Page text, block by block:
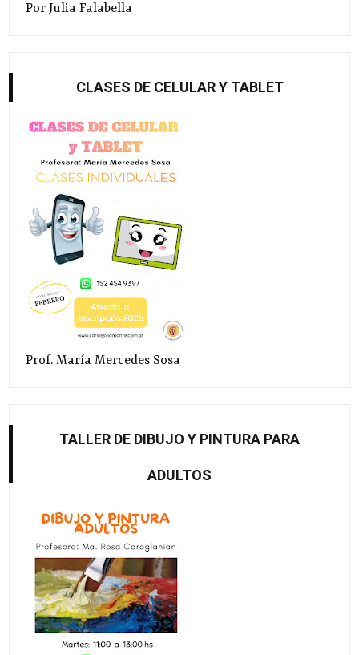
Por Julia Falabella
CLASES DE CELULAR Y TABLET
Prof. María Mercedes Sosa
TALLER DE DIBUJO Y PINTURA PARA
ADULTOS